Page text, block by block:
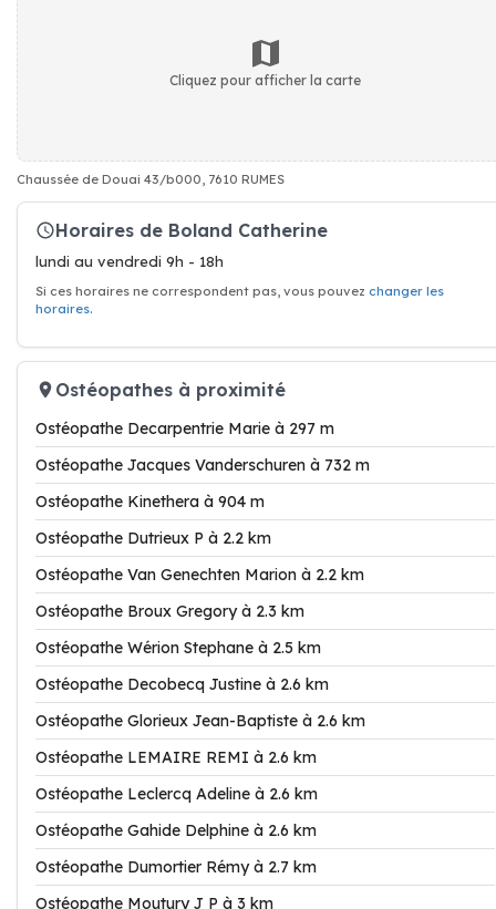
Cliquez pour afficher la carte
Chaussée de Douai 43/b000, 7610 RUMES
Horaires de Boland Catherine
lundi au vendredi 9h - 18h
Si ces horaires ne correspondent pas, vous pouvez changer les
horaires.
Ostéopathes à proximité
Ostéopathe Decarpentrie Marie à 297 m
Ostéopathe Jacques Vanderschuren à 732 m
Ostéopathe Kinethera à 904 m
Ostéopathe Dutrieux P à 2.2 km
Ostéopathe Van Genechten Marion à 2.2 km
Ostéopathe Broux Gregory à 2.3 km
Ostéopathe Wérion Stephane à 2.5 km
Ostéopathe Decobecq Justine à 2.6 km
Ostéopathe Glorieux Jean-Baptiste à 2.6 km
Ostéopathe LEMAIRE REMI à 2.6 km
Ostéopathe Leclercq Adeline à 2.6 km
Ostéopathe Gahide Delphine à 2.6 km
Ostéopathe Dumortier Rémy à 2.7 km
Ostéopathe Moutury J P à 3 km